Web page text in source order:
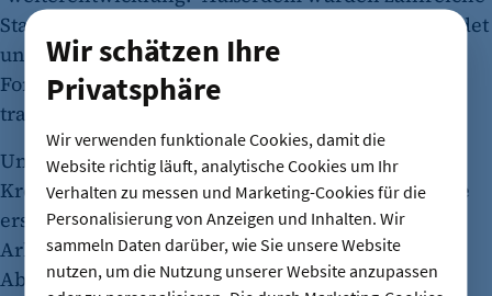
Wir schätzen Ihre
Privatsphäre
Wir verwenden funktionale Cookies, damit die
Website richtig läuft, analytische Cookies um Ihr
Verhalten zu messen und Marketing-Cookies für die
Personalisierung von Anzeigen und Inhalten. Wir
sammeln Daten darüber, wie Sie unsere Website
nutzen, um die Nutzung unserer Website anzupassen
Start-ups direkt aus den Universitäten ausgegründet
und proaktiv gefördert: „Dadurch werden
Forschungserkenntnisse in Geschäftsmodelle
transferiert.“
Um auch die Öffentlichkeit für die nachhaltige
Kreislaufwirtschaft zu sensibilisieren, hat jetzt die
erste deutsche Zero-Waste-Agentur (ZWA) ihre
Arbeit aufgenommen. Im Zuge des
Abfallwirtschaftskonzepts 2030 des Landes Berlin